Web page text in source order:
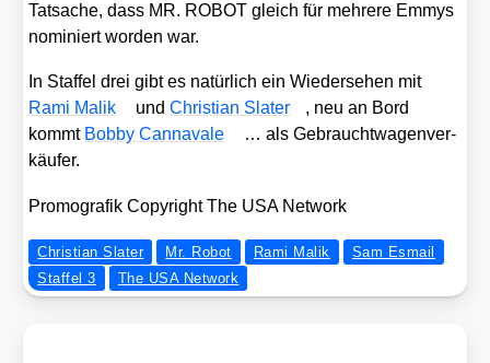
Tat­sa­che, dass MR. ROBOT gleich für meh­re­re Emmys
nomi­niert wor­den war.
In Staf­fel drei gibt es natür­lich ein Wie­der­se­hen mit
Rami Malik
undChris­ti­an Sla­ter
, neu an Bord
kommt Bob­by Canna­va­le
… als Gebraucht­wa­gen­ver­
käu­fer.
Pro­mo­gra­fik Copy­right The USA Net­work
Christian Slater Mr. Robot Rami Malik
Sam Esmail
Staffel 3
The USA Network